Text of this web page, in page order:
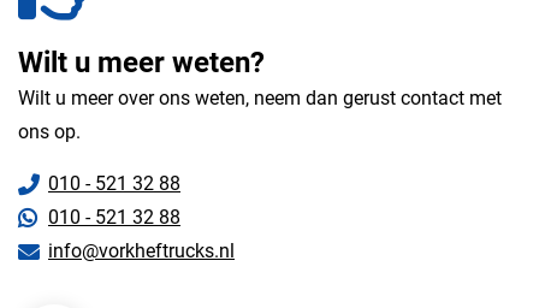
Wilt u meer weten?
Wilt u meer over ons weten, neem dan gerust contact met
ons op.
010 - 521 32 88
010 - 521 32 88
info@vorkheftrucks.nl